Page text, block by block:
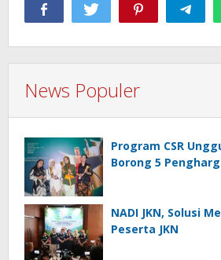
News Populer
Program CSR
Borong 5
NADI JKN, Solusi
Peserta JKN